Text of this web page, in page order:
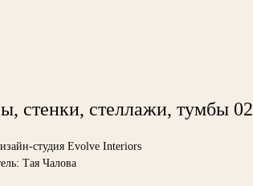
стенки, стеллажи, тумбы 02
студия Evolve Interiors
Тая Чалова